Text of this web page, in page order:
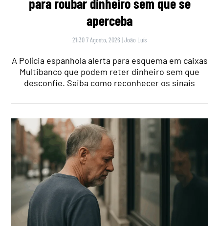
aperceba
21:30 7 Agosto, 2026 |João Luís
A Polícia espanhola alerta para esquema em caixas
Multibanco que podem reter dinheiro sem que
desconfie. Saiba como reconhecer os sinais